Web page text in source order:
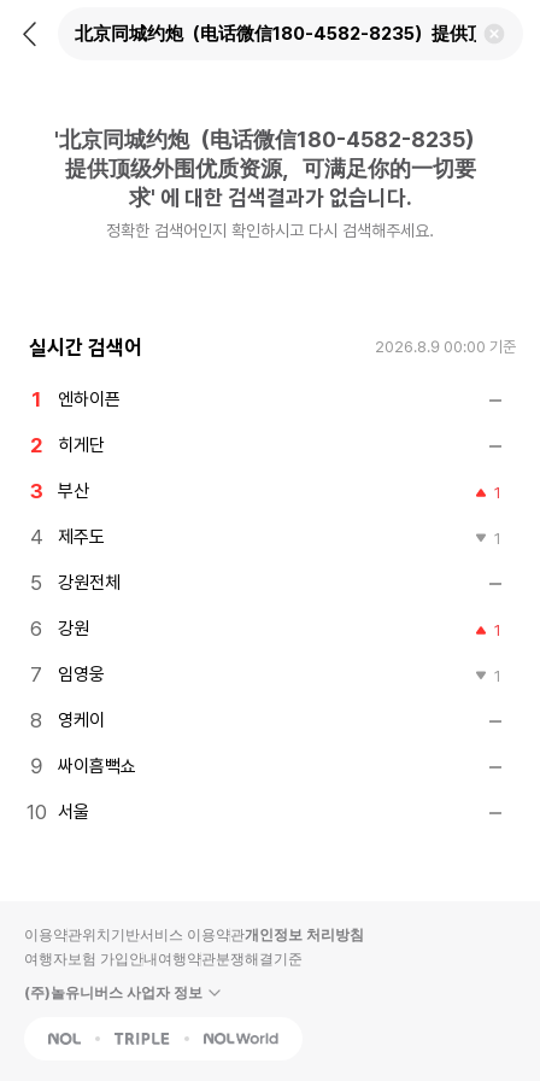
뒤
검
'北京同城约炮（电话微信180-4582-8235）
提供顶级外围优质资源，可满足你的一切要
求' 에 대한 검색결과가 없습니다.
정확한 검색어인지 확인하시고 다시 검색해주세요.
실시간 검색어 2026.8.9 00:00 기준
엔하이픈
히게단
부산 1
제주도 1
강원전체
강원 1
임영웅 1
영케이
싸이흠뻑쇼
서울
이용약관위치기반서비스 이용약관개인정보 처리방침
여행자보험 가입안내여행약관분쟁해결기준
(주)놀유니버스 사업자 정보
NOL Triple Interpark Global